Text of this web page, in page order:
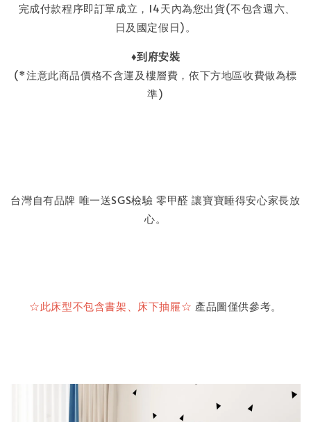
完成付款程序即訂單成立，14天內為您出貨(不包含週六、
日及國定假日)。
♦到府安裝
(*注意此商品價格不含運及樓層費，依下方地區收費做為標
準)
台灣自有品牌 唯一送SGS檢驗 零甲醛 讓寶寶睡得安心家長放
心。
☆此床型不包含書架、床下抽屜☆ 產品圖僅供參考。